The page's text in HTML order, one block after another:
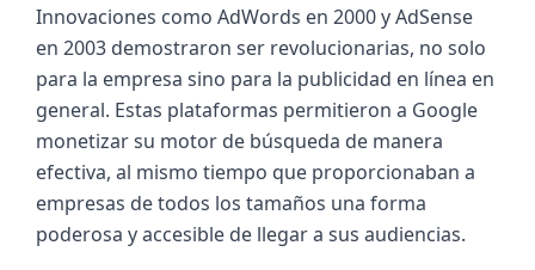
Innovaciones como AdWords en 2000 y AdSense
en 2003 demostraron ser revolucionarias, no solo
para la empresa sino para la publicidad en línea en
general. Estas plataformas permitieron a Google
monetizar su motor de búsqueda de manera
efectiva, al mismo tiempo que proporcionaban a
empresas de todos los tamaños una forma
poderosa y accesible de llegar a sus audiencias.